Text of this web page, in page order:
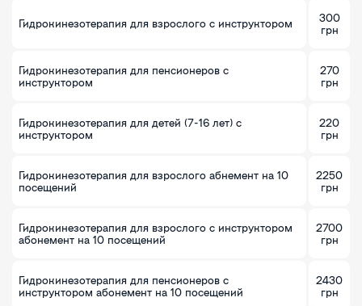
Гидрокинезотерапия для взрослого с инструктором
300
грн
Гидрокинезотерапия для пенсионеров с
инструктором
270
грн
Гидрокинезотерапия для детей (7-16 лет) с
инструктором
220
грн
Гидрокинезотерапия для взрослого абнемент на 10
посещений
2250
грн
Гидрокинезотерапия для взрослого с инструктором
абонемент на 10 посещений
2700
грн
Гидрокинезотерапия для пенсионеров с
инструктором абонемент на 10 посещений
2430
грн